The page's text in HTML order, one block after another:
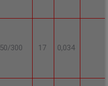
50/300 17 0,034